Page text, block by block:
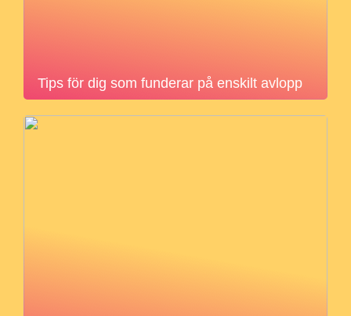
Tips för dig som funderar på enskilt avlopp